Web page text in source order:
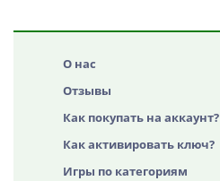
О нас
Отзывы
Как покупать на аккаунт?
Как активировать ключ?
Игры по категориям